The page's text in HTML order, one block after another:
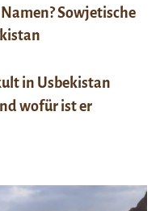
Sowjetische
in Usbekistan
wofür ist er